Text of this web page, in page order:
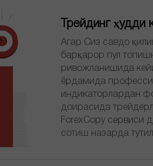
Трейдинг ҳудди
Агар Сиз савдо
барқарор пул
ривожланишида
ёрдамида
индикаторлардан
доирасида
ForexCopy сервиси
сотиш назарда